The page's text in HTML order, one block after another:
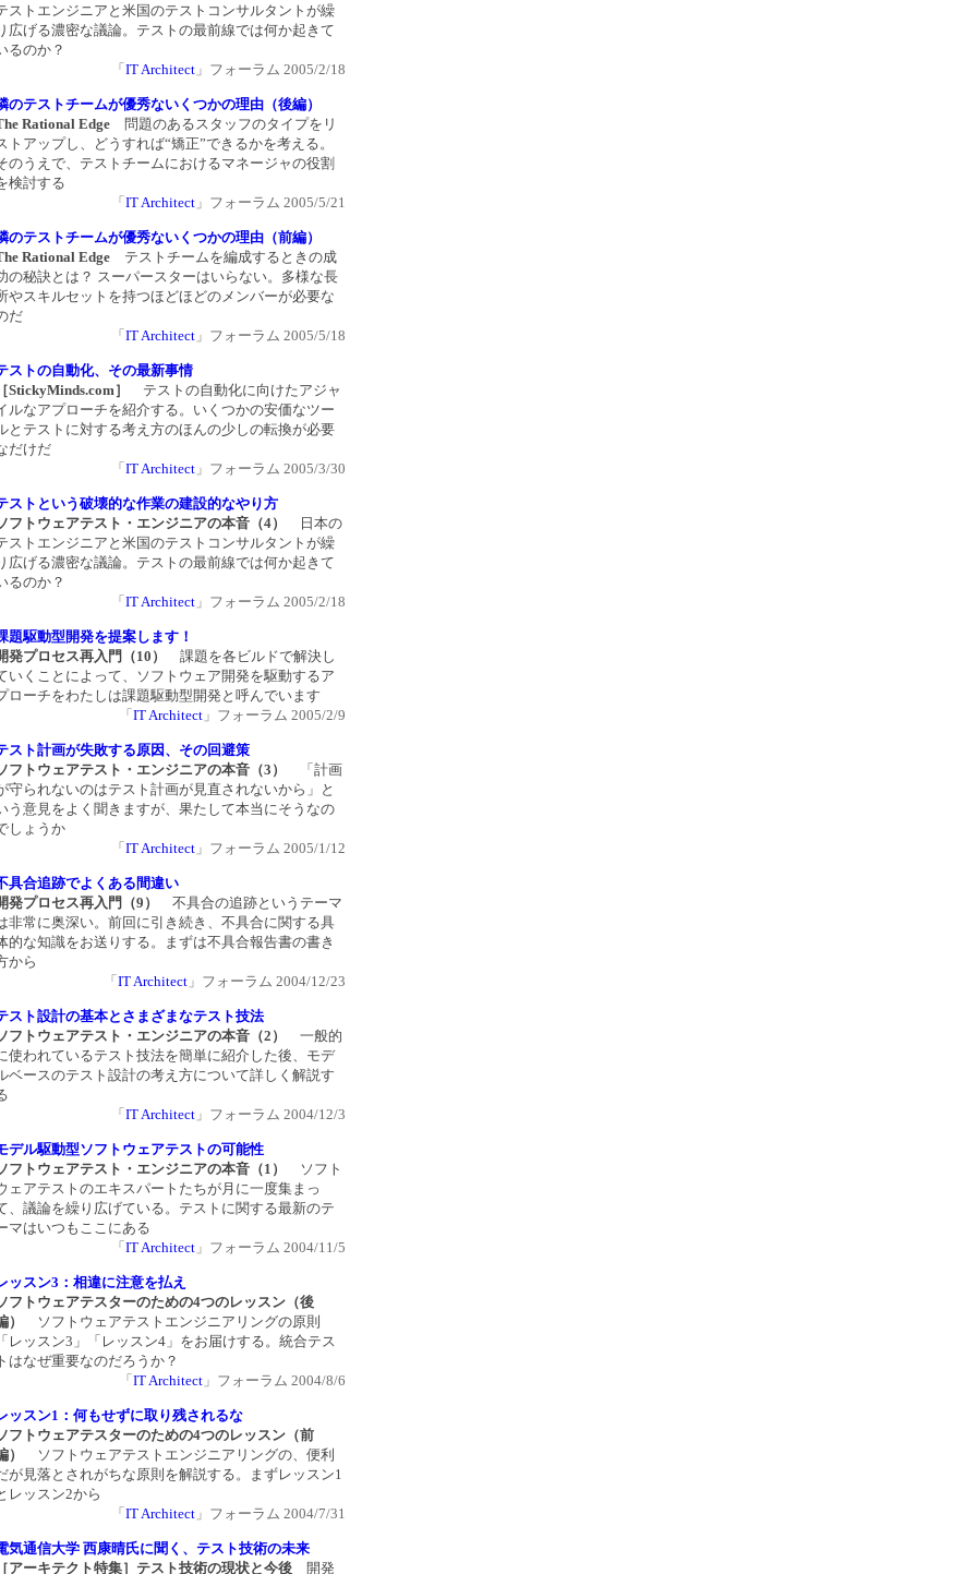
ストエンジニアと米国のテストコンサルタントが繰
広げる濃密な議論。テストの最前線では何か起きて
るのか？
「 IT Architect 」フォーラム 2005/2/18
のテストチームが優秀ないくつかの理由（後編）
Rational Edge
問題のあるスタッフのタイプをリ
トアップし、どうすれば“矯正”できるかを考える。
のうえで、テストチームにおけるマネージャの役割
検討する
「 IT Architect 」フォーラム 2005/5/21
のテストチームが優秀ないくつかの理由（前編）
Rational Edge
テストチームを編成するときの成
の秘訣とは？ スーパースターはいらない。多様な長
やスキルセットを持つほどほどのメンバーが必要な
だ
「 IT Architect 」フォーラム 2005/5/18
ストの自動化、その最新事情
StickyMinds.com］ テストの自動化に向けたアジャ
ルなアプローチを紹介する。いくつかの安価なツー
とテストに対する考え方のほんの少しの転換が必要
だけだ
「 IT Architect 」フォーラム 2005/3/30
ストという破壊的な作業の建設的なやり方
フトウェアテスト・エンジニアの本音（4）
日本の
ストエンジニアと米国のテストコンサルタントが繰
広げる濃密な議論。テストの最前線では何か起きて
るのか？
「 IT Architect 」フォーラム 2005/2/18
題駆動型開発を提案します！
発プロセス再入門（10） 課題を各ビルドで解決し
いくことによって、ソフトウェア開発を駆動するア
ローチをわたしは課題駆動型開発と呼んでいます
「 IT Architect 」フォーラム 2005/2/9
スト計画が失敗する原因、その回避策
フトウェアテスト・エンジニアの本音（3）
「計画
守られないのはテスト計画が見直されないから」と
う意見をよく聞きますが、果たして本当にそうなの
しょうか
「 IT Architect 」フォーラム 2005/1/12
具合追跡でよくある間違い
発プロセス再入門（9） 不具合の追跡というテーマ
非常に奥深い。前回に引き続き、不具合に関する具
的な知識をお送りする。まずは不具合報告書の書き
から
「 IT Architect 」フォーラム 2004/12/23
スト設計の基本とさまざまなテスト技法
フトウェアテスト・エンジニアの本音（2）
一般的
使われているテスト技法を簡単に紹介した後、モデ
ベースのテスト設計の考え方について詳しく解説す
「 IT Architect 」フォーラム 2004/12/3
デル駆動型ソフトウェアテストの可能性
フトウェアテスト・ エンジニアの本音（1）
ソフト
ェアテストのエキスパートたちが月に一度集まっ
、議論を繰り広げている。テストに関する最新のテ
マはいつもここにある
「 IT Architect 」フォーラム 2004/11/5
ッスン3：相違に注意を払え
フトウェアテスターのための4つのレッスン（後
）
ソフトウェアテストエンジニアリングの原則
レッスン3」「レッスン4」をお届けする。統合テス
はなぜ重要なのだろうか？
「 IT Architect 」フォーラム 2004/8/6
ッスン1：何もせずに取り残されるな
フトウェアテスターのための4つのレッスン（前
）
ソフトウェアテストエンジニアリングの、便利
が見落とされがちな原則を解説する。まずレッスン1
レッスン2から
「 IT Architect 」フォーラム 2004/7/31
気通信大学 西康晴氏に聞く、テスト技術の未来
アーキテクト特集］テスト技術の現状と今後 開発